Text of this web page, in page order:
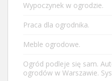
Wypoczynek w ogrodzie.
Praca dla ogrodnika.
Meble ogrodowe.
Ogród podleje się sam.
ogrodów w Warszawie.